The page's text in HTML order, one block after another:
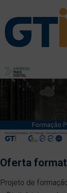
Oferta
Projeto de